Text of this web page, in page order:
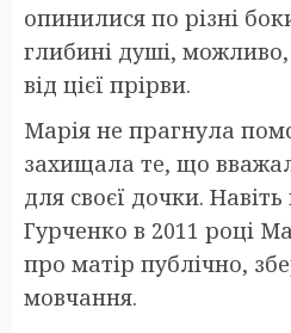
опинилися по різні
глибині душі,
від цієї прірви.
Марія не прагнула
захищала те, що
для своєї дочки. Навіть
Гурченко в 2011 році
про матір публічно,
мовчання.